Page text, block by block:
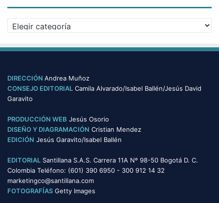
i
a
e
o
r
s
DIRECCIÓN Andrea Muñoz
CONSEJO EDITORIAL Camila Alvarado/Isabel Ballén/Jesús David
Garavito
PRODUCCIÓN WEB Jesús Osorio
DISEÑO Y DIAGRAMACIÓN Cristian Mendez
EDICIÓN Jesús Garavito/Isabel Ballén
EDITORIAL Santillana S.A.S. Carrera 11A Nº 98-50 Bogotá D. C.
Colombia Teléfono: (601) 390 6950 - 300 912 14 32
marketingco@santillana.com
FOTOGRAFÍAS Getty Images